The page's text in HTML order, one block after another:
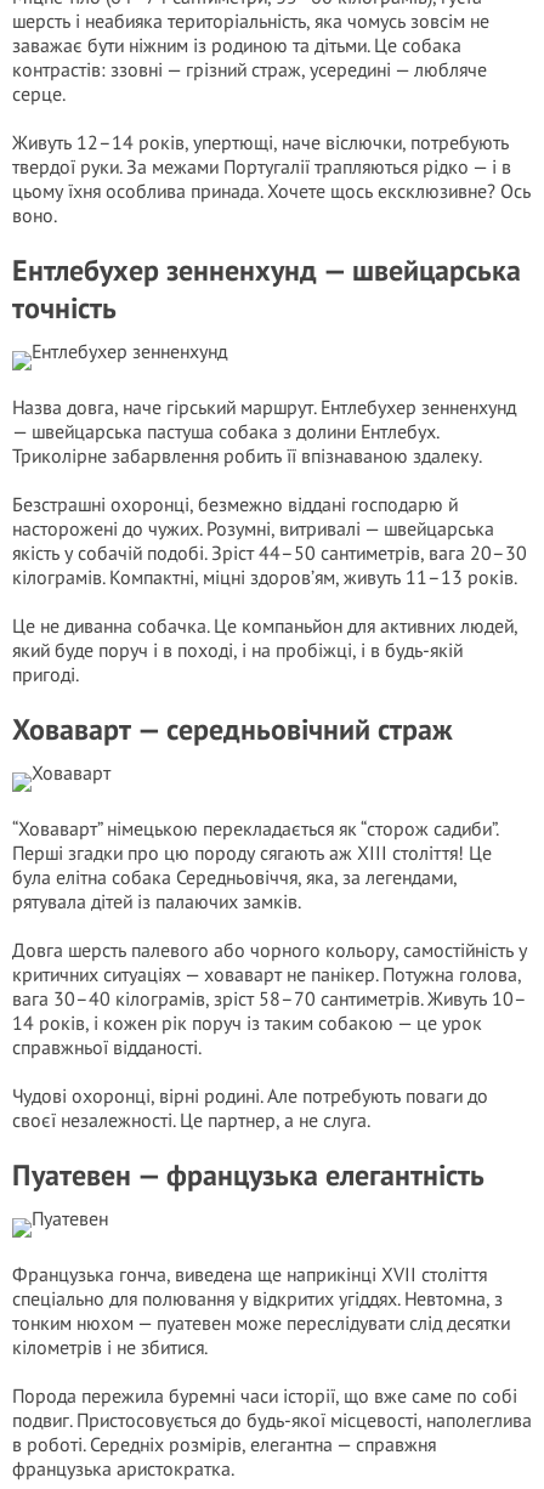
шерсть і неабияка територіальність, яка чомусь зовсім не
заважає бути ніжним із родиною та дітьми. Це собака
контрастів: ззовні — грізний страж, усередині — любляче
серце.
Живуть 12–14 років, упертющі, наче віслючки, потребують
твердої руки. За межами Португалії трапляються рідко — і в
цьому їхня особлива принада. Хочете щось ексклюзивне? Ось
воно.
Ентлебухер зенненхунд — швейцарська
точність
Назва довга, наче гірський маршрут. Ентлебухер зенненхунд
— швейцарська пастуша собака з долини Ентлебух.
Триколірне забарвлення робить її впізнаваною здалеку.
Безстрашні охоронці, безмежно віддані господарю й
насторожені до чужих. Розумні, витривалі — швейцарська
якість у собачій подобі. Зріст 44–50 сантиметрів, вага 20–30
кілограмів. Компактні, міцні здоров’ям, живуть 11–13 років.
Це не диванна собачка. Це компаньйон для активних людей,
який буде поруч і в поході, і на пробіжці, і в будь-якій
пригоді.
Ховаварт — середньовічний страж
“Ховаварт” німецькою перекладається як “сторож садиби”.
Перші згадки про цю породу сягають аж XIII століття! Це
була елітна собака Середньовіччя, яка, за легендами,
рятувала дітей із палаючих замків.
Довга шерсть палевого або чорного кольору, самостійність у
критичних ситуаціях — ховаварт не панікер. Потужна голова,
вага 30–40 кілограмів, зріст 58–70 сантиметрів. Живуть 10–
14 років, і кожен рік поруч із таким собакою — це урок
справжньої відданості.
Чудові охоронці, вірні родині. Але потребують поваги до
своєї незалежності. Це партнер, а не слуга.
Пуатевен — французька елегантність
Французька гонча, виведена ще наприкінці XVII століття
спеціально для полювання у відкритих угіддях. Невтомна, з
тонким нюхом — пуатевен може переслідувати слід десятки
кілометрів і не збитися.
Порода пережила буремні часи історії, що вже саме по собі
подвиг. Пристосовується до будь-якої місцевості, наполеглива
в роботі. Середніх розмірів, елегантна — справжня
французька аристократка.